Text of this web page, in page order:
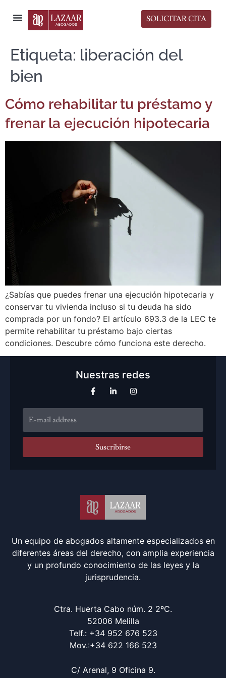
SOLICITAR CITA
Etiqueta: liberación del
bien
Cómo rehabilitar tu préstamo y
frenar la ejecución hipotecaria
¿Sabías que puedes frenar una ejecución hipotecaria y
conservar tu vivienda incluso si tu deuda ha sido
comprada por un fondo? El artículo 693.3 de la LEC te
permite rehabilitar tu préstamo bajo ciertas
condiciones. Descubre cómo funciona este derecho.
Nuestras redes
Suscribirse
Un equipo de abogados altamente especializados en
diferentes áreas del derecho, con amplia experiencia
y un profundo conocimiento de las leyes y la
jurisprudencia.
Ctra. Huerta Cabo núm. 2 2ºC.
52006 Melilla
Telf.: +34 952 676 523
Mov.:+34 622 166 523
C/ Arenal, 9 Oficina 9.